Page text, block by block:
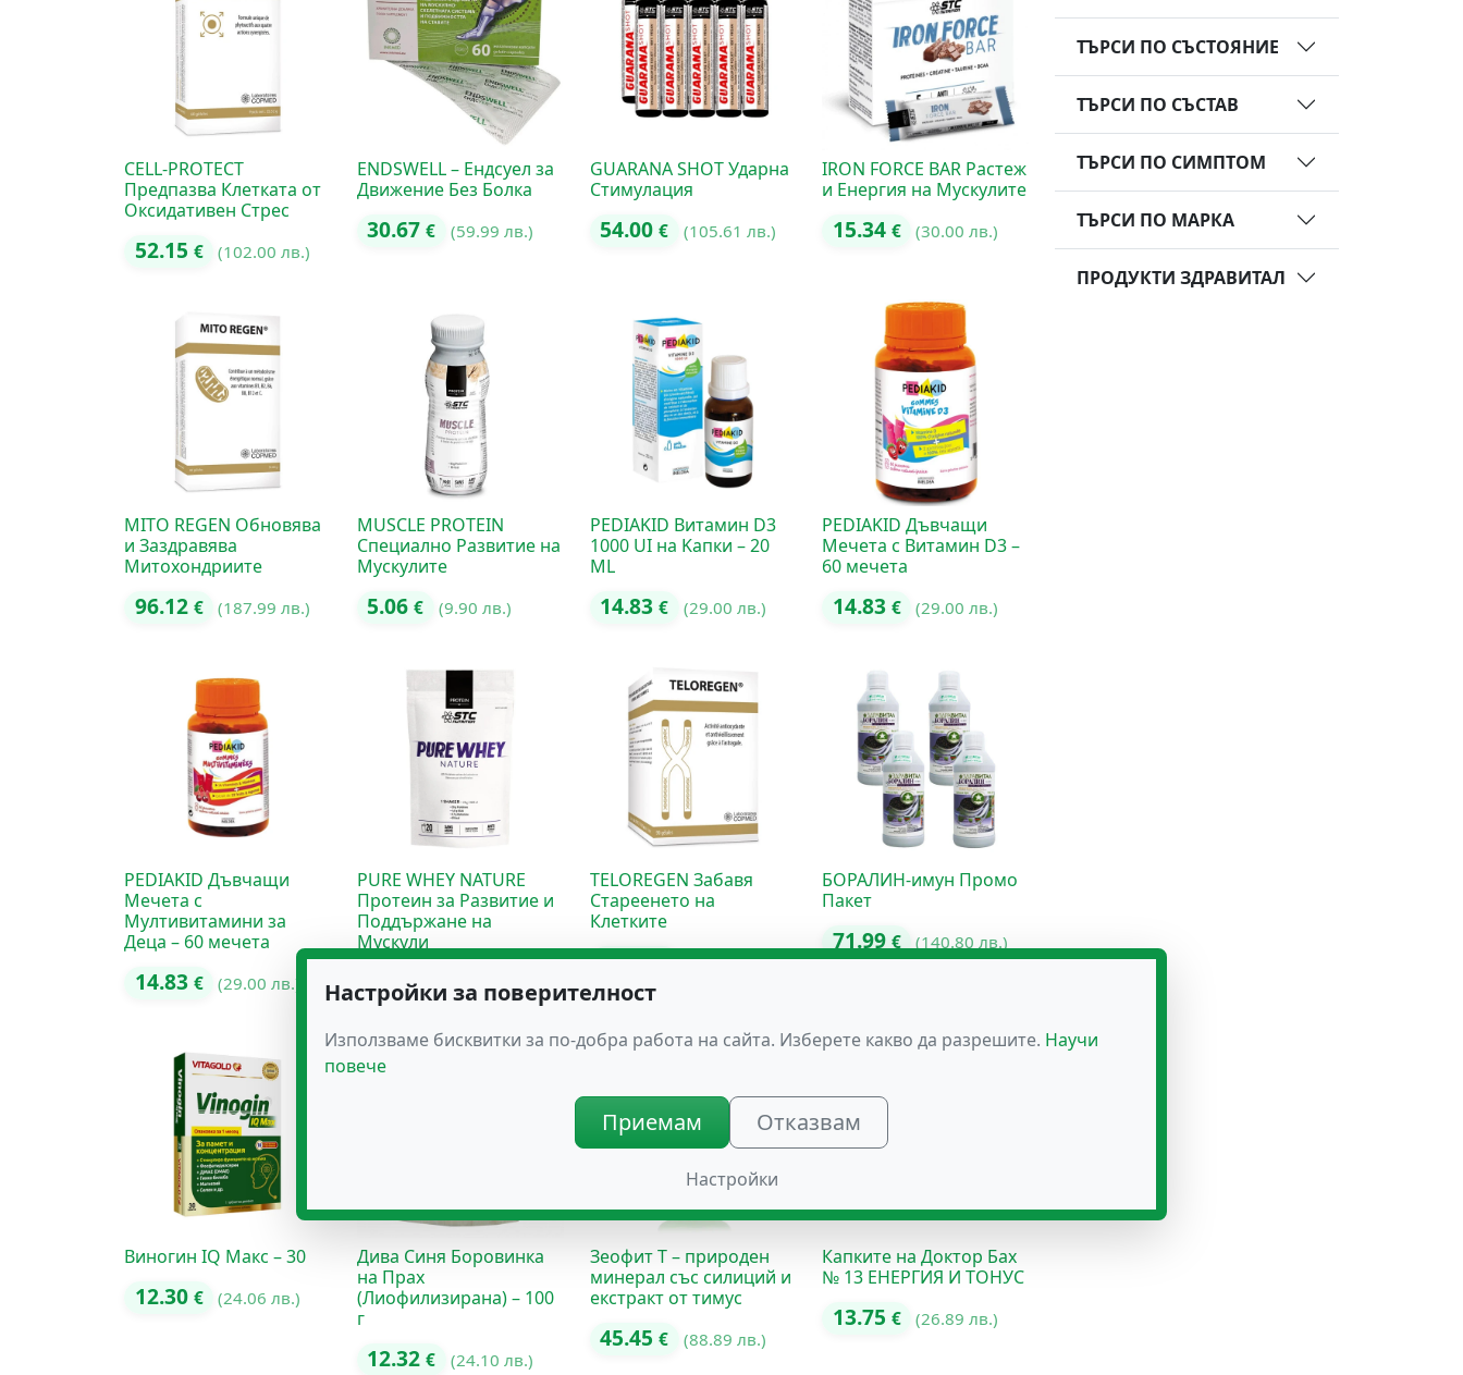
CELL-PROTECT
Предпазва Клетката от
Оксидативен Стрес
52.15 € (102.00 лв.)
ENDSWELL – Ендсуел за
Движение Без Болка
30.67€ (59.99 лв.)
GUARANA SHOT Ударна
Стимулация
54.00€ (105.61 лв.)
IRON FORCE BAR Растеж
и Енергия на Мускулите
15.34 € (30.00 лв.)
MITO REGEN Обновява
и Заздравява
Митохондриите
96.12 € (187.99 лв.)
MUSCLE PROTEIN
Специално Развитие на
Мускулите
5.06€ (9.90 лв.)
PEDIAKID Витамин D3
1000 UI на Kапки – 20
ML
14.83€ (29.00 лв.)
PEDIAKID Дъвчащи
Мечета с Витамин D3 –
60 мечета
14.83 € (29.00 лв.)
PEDIAKID Дъвчащи
Мечета с
Мултивитамини за
Деца – 60 мечета
14.83 € (29.00 лв.)
PURE WHEY NATURE
Протеин за Развитие и
Поддържане на
Мускули
30.17€ (59.01 лв.)
TELOREGEN Забавя
Стареенето на
Клетките
96.12€ (187.99 лв.)
БОРАЛИН-имун Промо
Пакет
71.99€ (140.80 лв.)
Виногин IQ Макс – 30
12.30 € (24.06 лв.)
Дива Синя Боровинка
на Прах
(Лиофилизирана) – 100
г
12.32€ (24.10 лв.)
Зеофит Т – природен
минерал със силиций и
екстракт от тимус
45.45€ (88.89 лв.)
Капките на Доктор Бах
№ 13 ЕНЕРГИЯ И ТОНУС
13.75 € (26.89 лв.)
ТЪРСИ ПО СЪСТОЯНИЕ
ТЪРСИ ПО СЪСТАВ
ТЪРСИ ПО СИМПТОМ
ТЪРСИ ПО МАРКА
ПРОДУКТИ ЗДРАВИТАЛ
Настройки за поверителност
Използваме бисквитки за по-добра работа на сайта. Изберете какво да разрешите. Научи
повече
Приемам Отказвам
Настройки